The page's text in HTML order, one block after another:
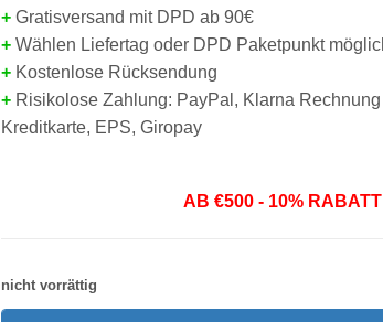
+ Gratisversand mit DPD ab 90€
+ Wählen Liefertag oder DPD Paketpunkt
+ Kostenlose Rücksendung
+ Risikolose Zahlung: PayPal, Klarna
Kreditkarte, EPS, Giropay
AB €500 - 10% RABATT
nicht vorrättig